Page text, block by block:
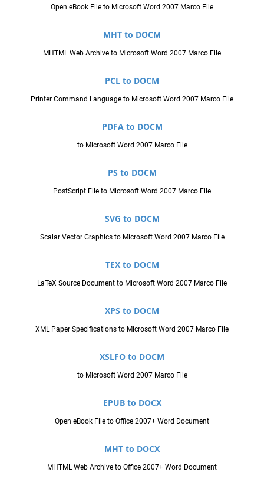
Open eBook File to Microsoft Word 2007 Marco File
MHT to DOCM
MHTML Web Archive to Microsoft Word 2007 Marco File
PCL to DOCM
Printer Command Language to Microsoft Word 2007 Marco File
PDFA to DOCM
to Microsoft Word 2007 Marco File
PS to DOCM
PostScript File to Microsoft Word 2007 Marco File
SVG to DOCM
Scalar Vector Graphics to Microsoft Word 2007 Marco File
TEX to DOCM
LaTeX Source Document to Microsoft Word 2007 Marco File
XPS to DOCM
XML Paper Specifications to Microsoft Word 2007 Marco File
XSLFO to DOCM
to Microsoft Word 2007 Marco File
EPUB to DOCX
Open eBook File to Office 2007+ Word Document
MHT to DOCX
MHTML Web Archive to Office 2007+ Word Document